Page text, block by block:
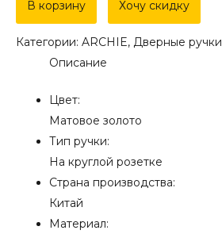
Дверная
ручка
на
круглой
ARCHIE
матовое
золото
В корзину Хочу скидку
Категории: ARCHIE, Дверные ручки
Описание
Цвет:
Матовое золото
Тип ручки:
На круглой розетке
Страна производства:
Китай
Материал: